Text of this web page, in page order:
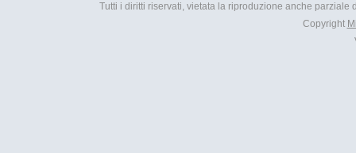
Tutti i diritti riservati, vietata la riproduzione anche
Copyright